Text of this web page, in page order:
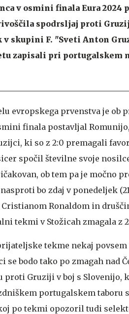
v osmini finala Eura 2024
spodrsljaj proti
skupini F. "Sveti Anton
zapisali pri portugalskem
evropskega prvenstva je ob
finala postavljal Romunijo,
ki so z 2:0 premagali
spočil številne svoje
ob tem pa je močno
bo zdaj v ponedeljek
Ronaldom in
tekmi v Stožicah zmagala z
tekme nekaj
bodo tako po zmagah nad
proti Gruziji v boj s Slovenijo,
portugalskem taboru
po tekmi opozoril tudi